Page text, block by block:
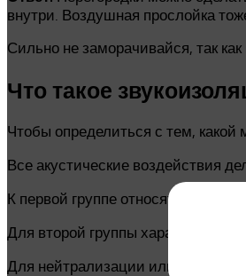
внутри. Воздушная прослойка
Сильно не заморачивайся, так
Что такое
Чтобы определиться с тем, какой
Все акустические воздействия
К первой группе относятся звуки
Для второй группы характерны
Для нейтрализации или